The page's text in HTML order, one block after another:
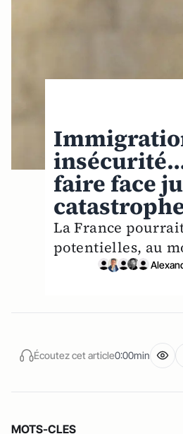
faire face
La France
potentielles, au
Écoutez cet article0:00min
MOTS-CLES